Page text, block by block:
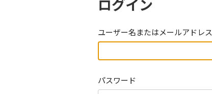
ログイン
ユーザー名またはメールアドレス
パスワード